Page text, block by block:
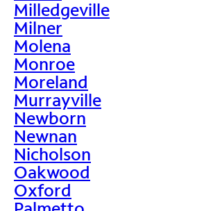
Milledgeville
Milner
Molena
Monroe
Moreland
Murrayville
Newborn
Newnan
Nicholson
Oakwood
Oxford